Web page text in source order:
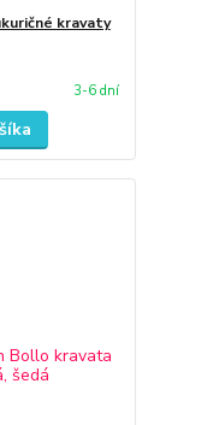
kravaty
3-6 dní